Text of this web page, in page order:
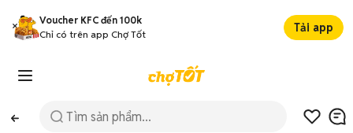
Voucher KFC đến 100k
Chỉ có trên app Chợ Tốt
Tải app